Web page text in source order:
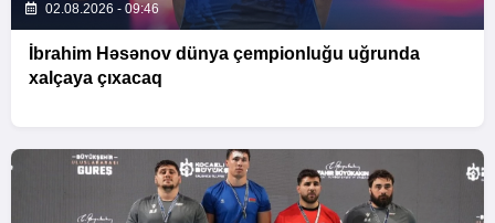
02.08.2026 - 09:46
İbrahim Həsənov dünya çempionluğu uğrunda
xalçaya çıxacaq